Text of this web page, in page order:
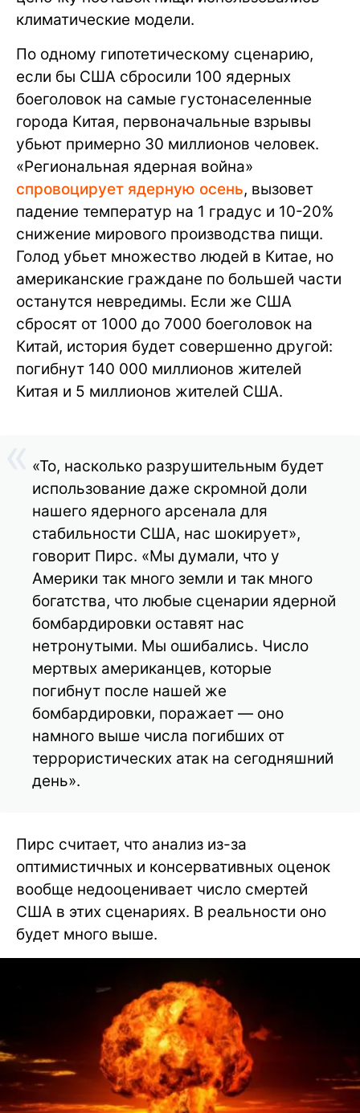
климатические модели.
По одному гипотетическому сценарию,
если бы США сбросили 100 ядерных
боеголовок на самые густонаселенные
города Китая, первоначальные взрывы
убьют примерно 30 миллионов человек.
«Региональная ядерная война»
спровоцирует ядерную осень, вызовет
падение температур на 1 градус и 10-20%
снижение мирового производства пищи.
Голод убьет множество людей в Китае, но
американские граждане по большей части
останутся невредимы. Если же США
сбросят от 1000 до 7000 боеголовок на
Китай, история будет совершенно другой:
погибнут 140 000 миллионов жителей
Китая и 5 миллионов жителей США.
«То, насколько разрушительным будет
использование даже скромной доли
нашего ядерного арсенала для
стабильности США, нас шокирует»,
говорит Пирс. «Мы думали, что у
Америки так много земли и так много
богатства, что любые сценарии ядерной
бомбардировки оставят нас
нетронутыми. Мы ошибались. Число
мертвых американцев, которые
погибнут после нашей же
бомбардировки, поражает — оно
намного выше числа погибших от
террористических атак на сегодняшний
день».
Пирс считает, что анализ из-за
оптимистичных и консервативных оценок
вообще недооценивает число смертей
США в этих сценариях. В реальности оно
будет много выше.